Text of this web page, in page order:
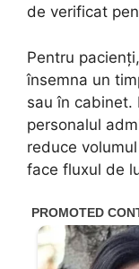
de verificat
Pentru
însemna un
sau în cabinet.
personalul
reduce
face fluxul de